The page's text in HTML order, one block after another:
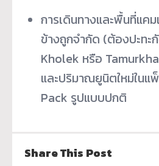
การเดินทางและพื้นที่แค
ข้างถูกจำกัด (ต้องปะทะ
Kholek หรือ
และปริมาณยูนิตใหม่ใน
Pack รูปแบบปกติ
Share This Post